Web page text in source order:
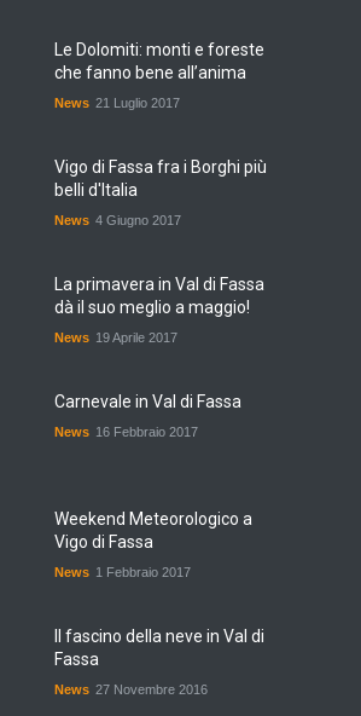
Le Dolomiti: monti e foreste
che fanno bene all’anima
News 21 Luglio 2017
Vigo di Fassa fra i Borghi più
belli d'Italia
News 4 Giugno 2017
La primavera in Val di Fassa
dà il suo meglio a maggio!
News 19 Aprile 2017
Carnevale in Val di Fassa
News 16 Febbraio 2017
Weekend Meteorologico a
Vigo di Fassa
News 1 Febbraio 2017
Il fascino della neve in Val di
Fassa
News 27 Novembre 2016